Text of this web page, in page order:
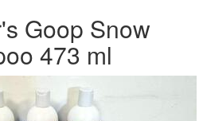
Goop Snow
473 ml